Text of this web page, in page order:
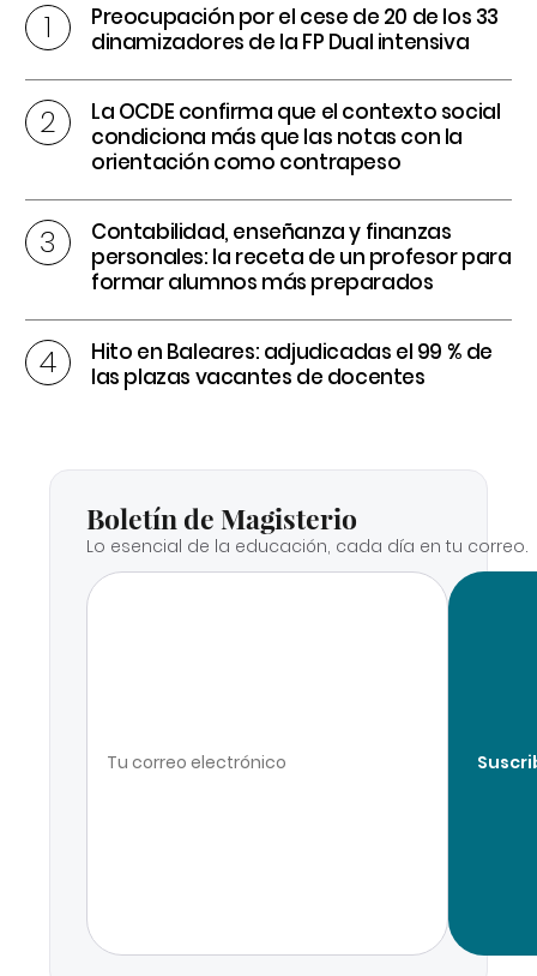
Preocupación por el cese de 20 de los 33
dinamizadores de la FP Dual intensiva
La OCDE confirma que el contexto social
condiciona más que las notas con la
orientación como contrapeso
Contabilidad, enseñanza y finanzas
personales: la receta de un profesor para
formar alumnos más preparados
Hito en Baleares: adjudicadas el 99 % de
las plazas vacantes de docentes
Boletín de Magisterio
Lo esencial de la educación, cada día en tu correo.